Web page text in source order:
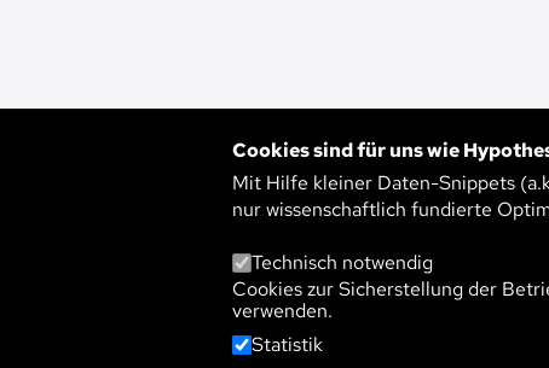
DIE
Veröffentlicht am:22. Oktober 2025
Der D-Faktor ist ein Konzept von
Cookies sind für uns wie
Mit Hilfe kleiner Daten-Snippets
nur wissenschaftlich fundierte
Technisch notwendig
Cookies zur Sicherstellung der
verwenden.
Statistik